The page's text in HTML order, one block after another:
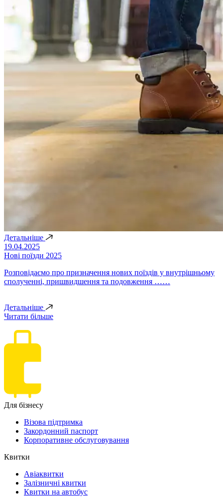
Детальніше
19.04.2025
Нові поїзди 2025
Розповідаємо про призначення нових поїздів у внутрішньому
сполученні, пришвидшення та подовження ……
Детальніше
Читати більше
Для бізнесу
Візова підтримка
Закордонний паспорт
Корпоративне обслуговування
Квитки
Авіаквитки
Залізничні квитки
Квитки на автобус